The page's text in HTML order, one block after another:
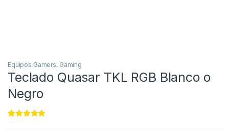
Equipos Gamers, Gaming
Teclado Quasar TKL RGB Blanco o
Negro
out of 5